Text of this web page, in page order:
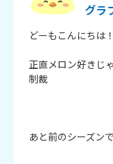
グラ
どーもこんにちは
正直メロン好きじ
制裁
あと前のシーズン